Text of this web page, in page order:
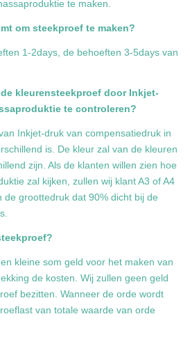
te maken.
om steekproef te maken?
1-2days, de behoeften 3-5days van
kleurensteekproef door Inkjet-
te controleren?
Inkjet-druk van compensatiedruk in
is. De kleur zal van de kleuren
zijn. Als de klanten willen zien hoe
zal kijken, zullen wij klant A3 of A4
de groottedruk dat 90% dicht bij de
kleine som geld voor het maken van
de kosten. Wij zullen geen geld
bezitten. Wanneer de orde wordt
van totale waarde van orde